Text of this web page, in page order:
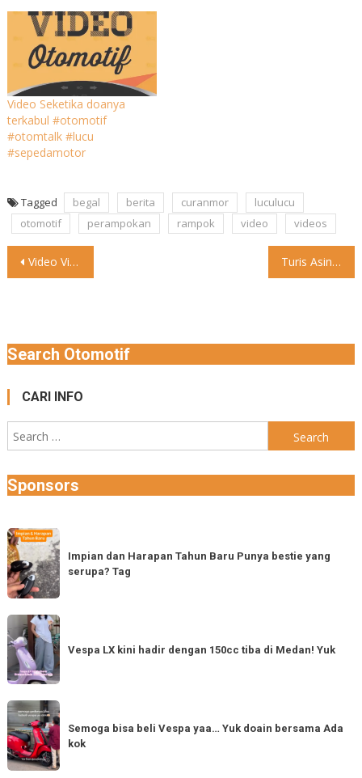
Video Seketika doanya
terkabul #otomotif
#otomtalk #lucu
#sepedamotor
Tagged begal berita curanmor
luculucu
otomotif
perampokan rampok video videos
Post
Video Viral rombongan Rubicon naik gunung, mungkin karena mobil gede, Turis Asing di Bali Pakai Nopol Rusia-Nggak Pakai Helm, Polisi
Search Otomotif
CARI INFO
Search
for:
Sponsors
Impian
dan
Harapan
Tahun
Baru
Punya
bestie
yang
Tag
Impian dan Harapan Tahun Baru Punya bestie yang
serupa? Tag
Vespa
LX
kini
hadir
dengan
150cc
tiba
di
Vespa LX kini hadir dengan 150cc tiba di Medan! Yuk
Semoga
bisa
beli
Vespa
Semoga bisa beli Vespa yaa… Yuk doain bersama Ada
kok